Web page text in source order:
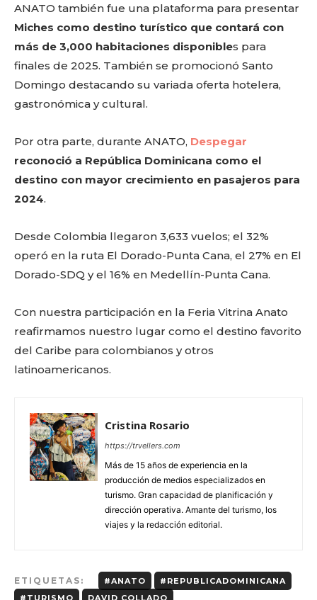
ANATO también fue una plataforma para presentar
Miches como destino turístico que contará con
más de 3,000 habitaciones disponibles para
finales de 2025. También se promocionó Santo
Domingo destacando su variada oferta hotelera,
gastronómica y cultural.
Por otra parte, durante ANATO, Despegar
reconoció a República Dominicana como el
destino con mayor crecimiento en pasajeros para
2024.
Desde Colombia llegaron 3,633 vuelos; el 32%
operó en la ruta El Dorado-Punta Cana, el 27% en El
Dorado-SDQ y el 16% en Medellín-Punta Cana.
Con nuestra participación en la Feria Vitrina Anato
reafirmamos nuestro lugar como el destino favorito
del Caribe para colombianos y otros
latinoamericanos.
Cristina Rosario
https://trvellers.com
Más de 15 años de experiencia en la
producción de medios especializados en
turismo. Gran capacidad de planificación y
dirección operativa. Amante del turismo, los
viajes y la redacción editorial.
ETIQUETAS: #ANATO
#REPUBLICADOMINICANA
#TURISMO
DAVID COLLADO